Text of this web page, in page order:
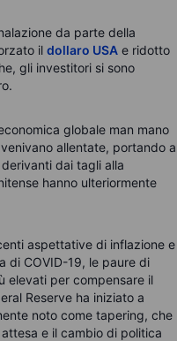
da parte della
il dollaro USA e ridotto
gli investitori si sono
globale man mano
allentate, portando a
dai tagli alla
hanno ulteriormente
aspettative di inflazione e
di COVID-19, le paure di
elevati per compensare il
Reserve ha iniziato a
noto come tapering, che
e il cambio di politica